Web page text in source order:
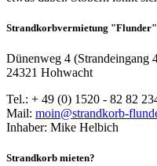
Strandkorbvermietung "Flunder"
Dünenweg 4 (Strandeingang
24321 Hohwacht
Tel.: + 49 (0) 1520 - 82 82
Mail: moin@strandkorb-
Inhaber: Mike Helbich
Strandkorb mieten?